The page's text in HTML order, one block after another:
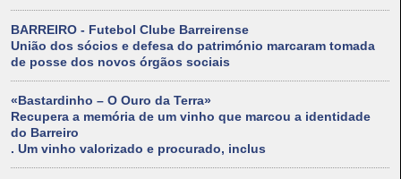
BARREIRO - Futebol Clube Barreirense
União dos sócios e defesa do património marcaram tomada
de posse dos novos órgãos sociais
«Bastardinho – O Ouro da Terra»
Recupera a memória de um vinho que marcou a identidade
do Barreiro
. Um vinho valorizado e procurado, inclus